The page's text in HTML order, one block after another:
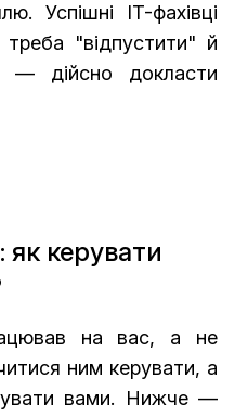
Успішні IT-фахівці
"відпустити" й
— дійсно докласти
керувати
на вас, а не
ним керувати, а
вами. Нижче —